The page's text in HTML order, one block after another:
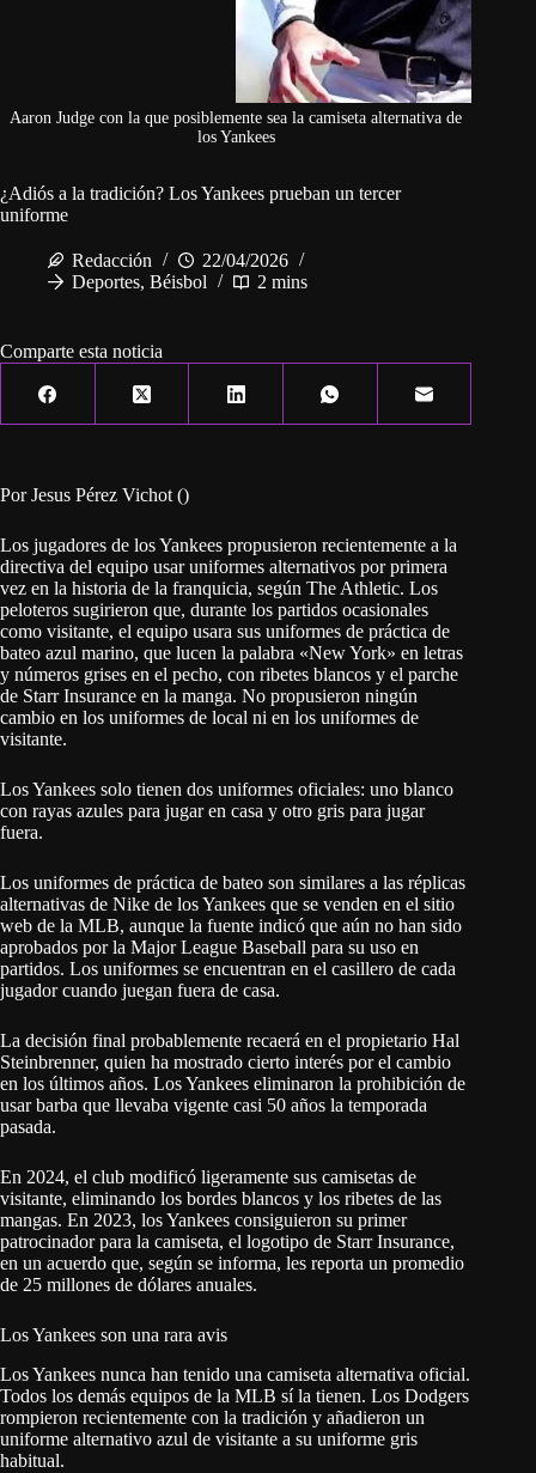
Aaron Judge con la que posiblemente sea la camiseta alternativa de
los Yankees
¿Adiós a la tradición? Los Yankees prueban un tercer
uniforme
Redacción
22/04/2026
Deportes, Béisbol 2 mins
Comparte esta noticia
Por Jesus Pérez Vichot ()
Los jugadores de los Yankees propusieron recientemente a la
directiva del equipo usar uniformes alternativos por primera
vez en la historia de la franquicia, según The Athletic. Los
peloteros sugirieron que, durante los partidos ocasionales
como visitante, el equipo usara sus uniformes de práctica de
bateo azul marino, que lucen la palabra «New York» en letras
y números grises en el pecho, con ribetes blancos y el parche
de Starr Insurance en la manga. No propusieron ningún
cambio en los uniformes de local ni en los uniformes de
visitante.
Los Yankees solo tienen dos uniformes oficiales: uno blanco
con rayas azules para jugar en casa y otro gris para jugar
fuera.
Los uniformes de práctica de bateo son similares a las réplicas
alternativas de Nike de los Yankees que se venden en el sitio
web de la MLB, aunque la fuente indicó que aún no han sido
aprobados por la Major League Baseball para su uso en
partidos. Los uniformes se encuentran en el casillero de cada
jugador cuando juegan fuera de casa.
La decisión final probablemente recaerá en el propietario Hal
Steinbrenner, quien ha mostrado cierto interés por el cambio
en los últimos años. Los Yankees eliminaron la prohibición de
usar barba que llevaba vigente casi 50 años la temporada
pasada.
En 2024, el club modificó ligeramente sus camisetas de
visitante, eliminando los bordes blancos y los ribetes de las
mangas. En 2023, los Yankees consiguieron su primer
patrocinador para la camiseta, el logotipo de Starr Insurance,
en un acuerdo que, según se informa, les reporta un promedio
de 25 millones de dólares anuales.
Los Yankees son una rara avis
Los Yankees nunca han tenido una camiseta alternativa oficial.
Todos los demás equipos de la MLB sí la tienen. Los Dodgers
rompieron recientemente con la tradición y añadieron un
uniforme alternativo azul de visitante a su uniforme gris
habitual.